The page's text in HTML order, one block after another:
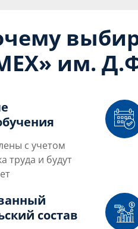
им.
с учетом
труда и будут
состав